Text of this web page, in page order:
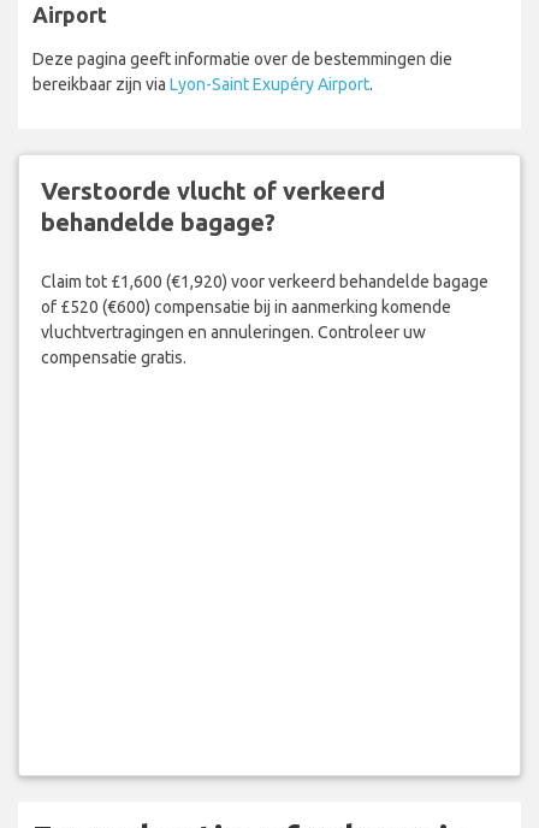
Airport
Deze pagina geeft informatie over de bestemmingen die
bereikbaar zijn via Lyon-Saint Exupéry Airport.
Verstoorde vlucht of verkeerd
behandelde bagage?
Claim tot £1,600 (€1,920) voor verkeerd behandelde bagage
of £520 (€600) compensatie bij in aanmerking komende
vluchtvertragingen en annuleringen. Controleer uw
compensatie gratis.